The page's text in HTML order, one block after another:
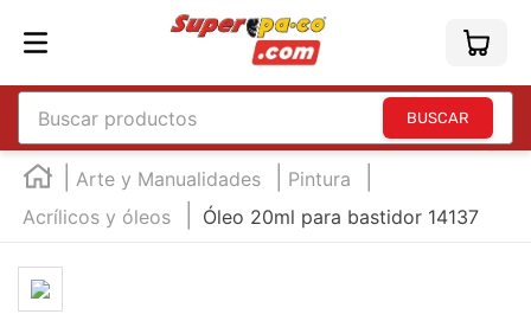
Buscar productos
Arte y Manualidades
Pintura
Acrílicos y óleos
Óleo 20ml para bastidor 14137
TÉRMINOS MÁS BUSCADOS
england
2.
marcador e300
3